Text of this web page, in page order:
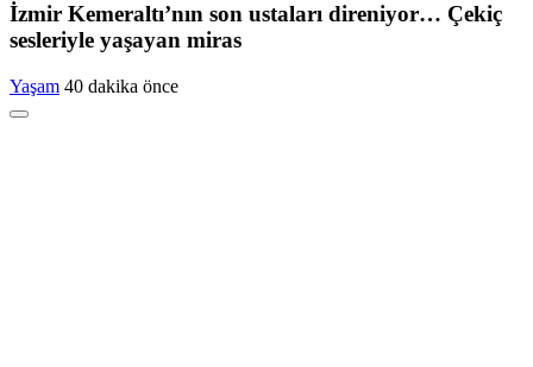
İzmir Kemeraltı’nın son ustaları direniyor… Çekiç
sesleriyle yaşayan miras
Yaşam 40 dakika önce